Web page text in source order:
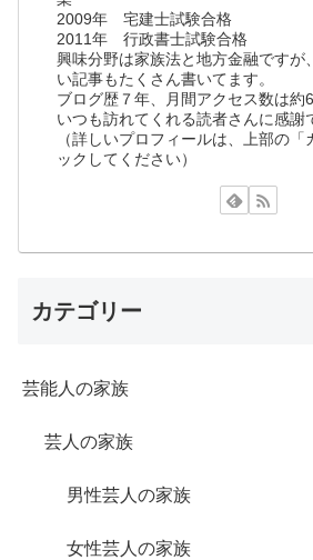
2009年 宅建士試験合格
2011年 行政書士試験合格
興味分野は家族法と地方金融ですが
い記事もたくさん書いてます。
ブログ歴７年、月間アクセス数は約
いつも訪れてくれる読者さんに感謝
（詳しいプロフィールは、上部の「
ックしてください）
カテゴリー
芸能人の家族
芸人の家族
男性芸人の家族
女性芸人の家族